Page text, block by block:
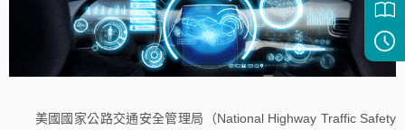
美國國家公路交通安全管理局（National Highway Traffic Safety